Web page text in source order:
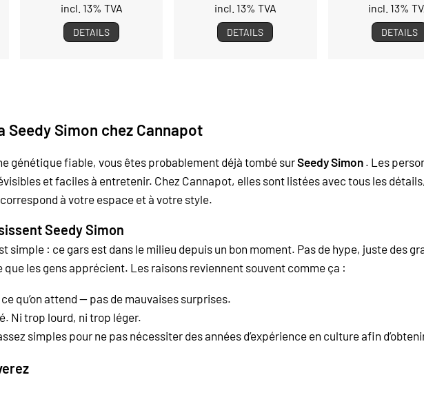
incl. 13% TVA
DETAILS
incl. 13% TVA
DETAILS
incl. 13%
DETAILS
Seedy Simon chez Cannapot
génétique fiable, vous êtes probablement déjà tombé surSeedy Simon . Les
et faciles à entretenir. Chez Cannapot, elles sont listées avec tous les
à votre espace et à votre style.
Seedy Simon
simple : ce gars est dans le milieu depuis un bon moment. Pas de hype, juste des
que les gens apprécient. Les raisons reviennent souvent comme ça :
qu’on attend — pas de mauvaises surprises.
Ni trop lourd, ni trop léger.
simples pour ne pas nécessiter des années d’expérience en culture afin